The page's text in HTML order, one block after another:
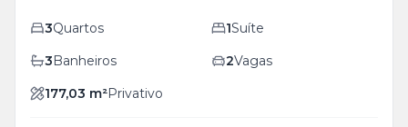
3Quartos 1Suíte
3Banheiros 2Vagas
177,03 m²Privativo